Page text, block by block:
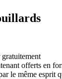
offerts en
le même esprit